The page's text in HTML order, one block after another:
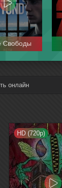
Свободы
онлайн
HD (720p)